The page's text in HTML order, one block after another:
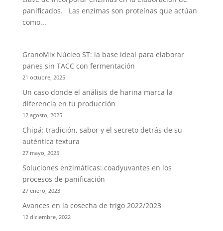
panificados. Las enzimas son proteínas que actúan
como...
GranoMix Núcleo ST: la base ideal para elaborar
panes sin TACC con fermentación
21 octubre, 2025
Un caso donde el análisis de harina marca la
diferencia en tu producción
12 agosto, 2025
Chipá: tradición, sabor y el secreto detrás de su
auténtica textura
27 mayo, 2025
Soluciones enzimáticas: coadyuvantes en los
procesos de panificación
27 enero, 2023
Avances en la cosecha de trigo 2022/2023
12 diciembre, 2022